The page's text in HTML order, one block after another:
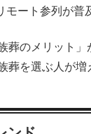
モート参列が普
葬のメリット」
葬を選ぶ人が増